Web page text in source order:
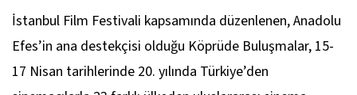
İstanbul Film Festivali kapsamında düzenlenen, Anadolu
Efes’in ana destekçisi olduğu Köprüde Buluşmalar, 15-
17 Nisan tarihlerinde 20. yılında Türkiye’den